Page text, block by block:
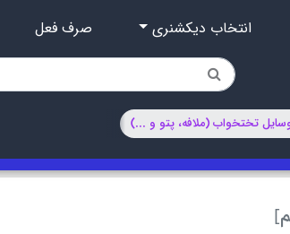
انتخاب دیکشنری صرف فعل